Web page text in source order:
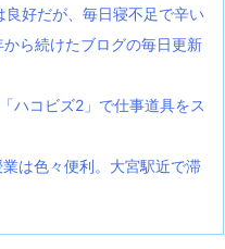
良好だが、毎日寝不足で辛い
ら続けたブログの毎日更新
ハコビズ2」で仕事道具をス
は色々便利。大宮駅近で滞